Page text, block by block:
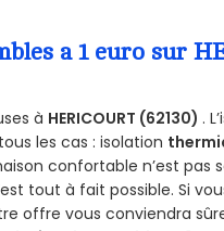
a 1 euro sur
à HERICOURT (62130) .
les cas : isolation
confortable n’est pas
tout à fait possible. Si
offre vous conviendra